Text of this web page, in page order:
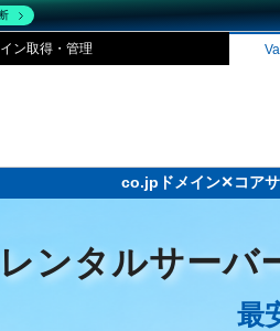
ン取得・管理
ドメイン価格一覧
Oneレンタルサー
紹介制度
co.jpドメイン✕コア
レンタルサーバ
最